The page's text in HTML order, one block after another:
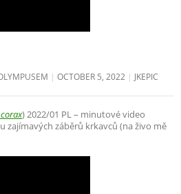
OCTOBER 5, 2022 JKEPIC
) 2022/01 PL – minutové video
zajímavých záběrů krkavců (na živo mě